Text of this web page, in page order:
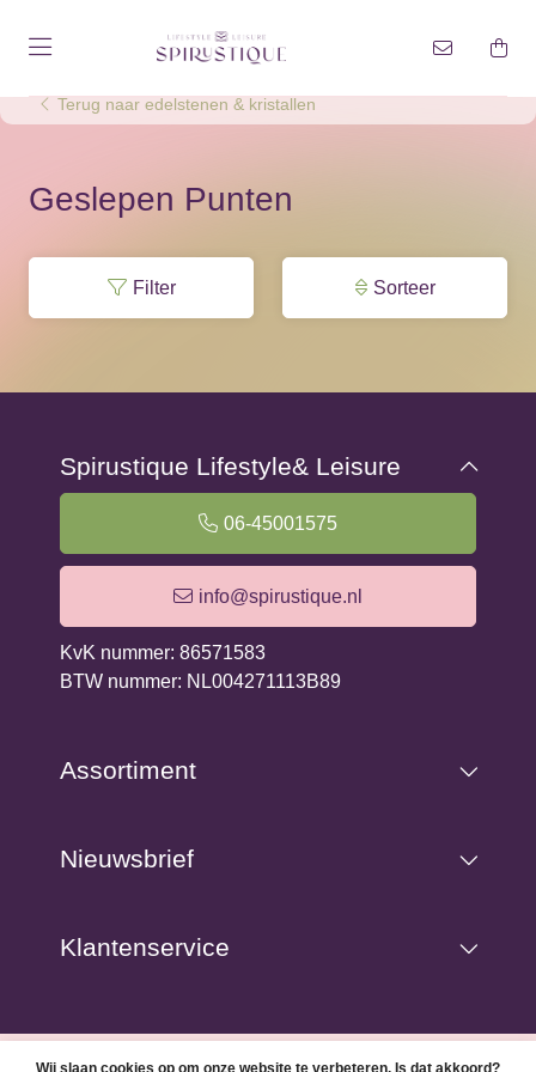
Terug naar edelstenen & kristallen
Geslepen Punten
Filter Sorteer
Spirustique Lifestyle& Leisure
06-45001575
info@spirustique.nl
KvK nummer: 86571583
BTW nummer: NL004271113B89
Assortiment
Nieuwsbrief
Klantenservice
© Copyright 2026 Spirustique Lifestyle& Leisure -Webshop
Wij slaan cookies op om onze website te verbeteren. Is dat akkoord?